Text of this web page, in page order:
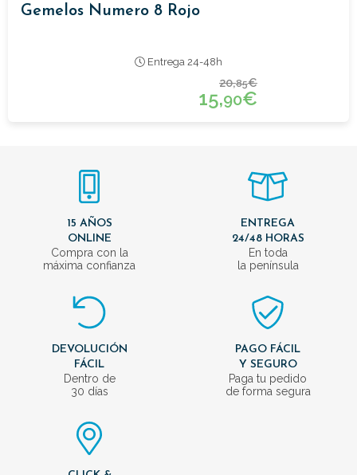
Gemelos Numero 8 Rojo
Entrega 24-48h
20,85€
15,90€
15 AÑOS
ONLINE
Compra con la
máxima confianza
ENTREGA
24/48 HORAS
En toda
la península
DEVOLUCIÓN
FÁCIL
Dentro de
30 días
PAGO FÁCIL
Y SEGURO
Paga tu pedido
de forma segura